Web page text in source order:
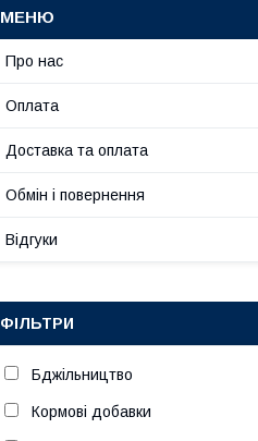
Про нас
Оплата
Доставка та оплата
Обмін і повернення
Відгуки
ФІЛЬТРИ
Бджільництво
Кормові добавки